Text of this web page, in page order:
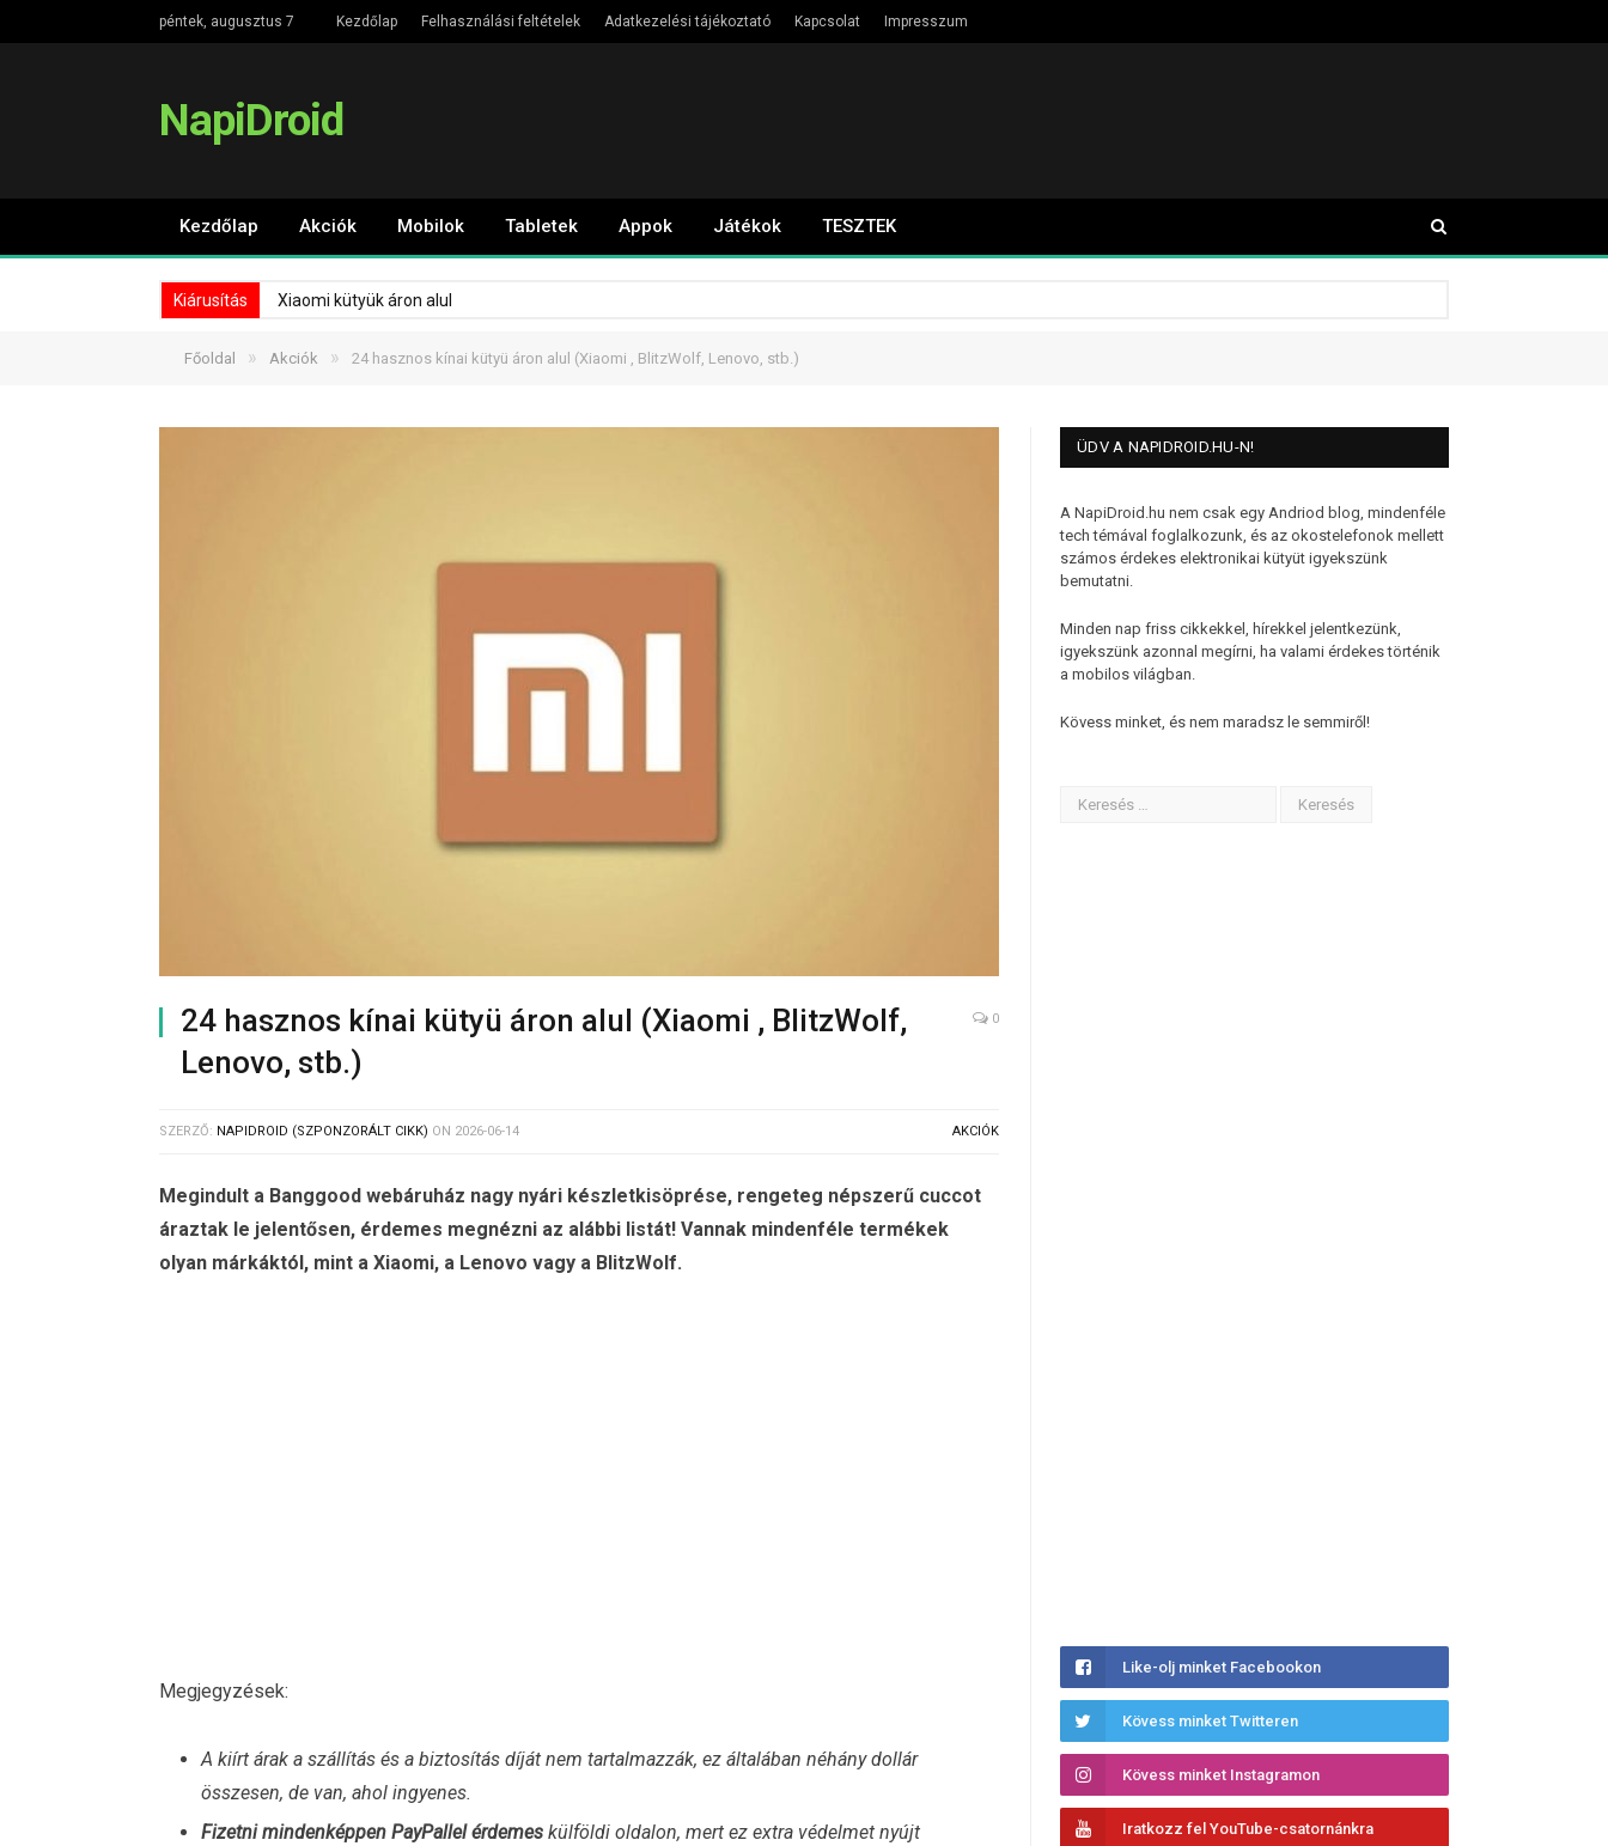
péntek, augusztus 7 Kezdőlap Felhasználási feltételek Adatkezelési tájékoztató Kapcsolat Impresszum
NapiDroid
Kezdőlap Akciók Mobilok Tabletek Appok Játékok TESZTEK
Kiárusítás Xiaomi kütyük áron alul
Főoldal » Akciók » 24 hasznos kínai kütyü áron alul (Xiaomi , BlitzWolf, Lenovo, stb.)
24 hasznos kínai kütyü áron alul (Xiaomi , BlitzWolf,
Lenovo, stb.)
0
SZERZŐ: NAPIDROID (SZPONZORÁLT CIKK) ON 2026-06-14 AKCIÓK
Megindult a Banggood webáruház nagy nyári készletkisöprése, rengeteg népszerű cuccot
áraztak le jelentősen, érdemes megnézni az alábbi listát! Vannak mindenféle termékek
olyan márkáktól, mint a Xiaomi, a Lenovo vagy a BlitzWolf.
Megjegyzések:
A kiírt árak a szállítás és a biztosítás díját nem tartalmazzák, ez általában néhány dollár
összesen, de van, ahol ingyenes.
Fizetni mindenképpen PayPallel érdemes külföldi oldalon, mert ez extra védelmet nyújt
ÜDV A NAPIDROID.HU-N!
A NapiDroid.hu nem csak egy Andriod blog, mindenféle
tech témával foglalkozunk, és az okostelefonok mellett
számos érdekes elektronikai kütyüt igyekszünk
bemutatni.
Minden nap friss cikkekkel, hírekkel jelentkezünk,
igyekszünk azonnal megírni, ha valami érdekes történik
a mobilos világban.
Kövess minket, és nem maradsz le semmiről!
Like-olj minket Facebookon
Kövess minket Twitteren
Kövess minket Instagramon
Iratkozz fel YouTube-csatornánkra